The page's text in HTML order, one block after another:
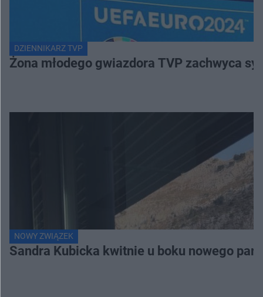
DZIENNIKARZ TVP
Żona młodego gwiazdora TVP zachwyca
NOWY ZWIĄZEK
Sandra Kubicka kwitnie u boku nowego